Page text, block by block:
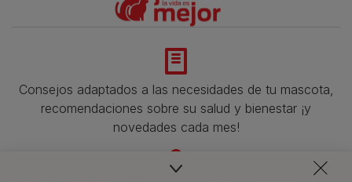
Consejos adaptados a las necesidades de tu mascota,
recomendaciones sobre su salud y bienestar ¡y
novedades cada mes!